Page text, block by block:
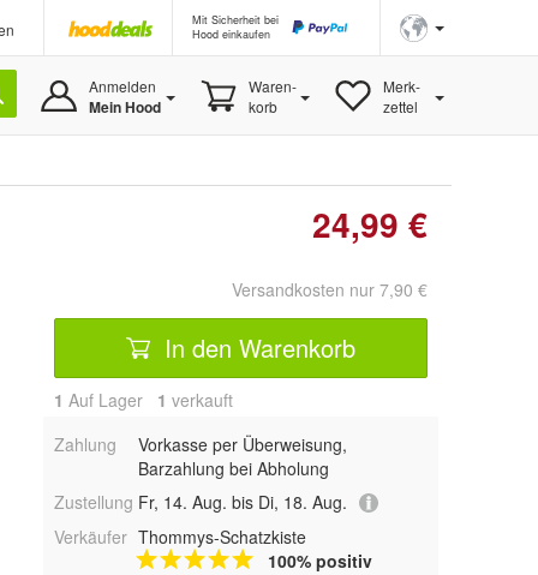
Mit Sicherheit bei
Hood einkaufen
Anmelden
Mein Hood
Waren-
korb
Merk-
zettel
24,99 €
Versandkosten nur 7,90 €
In den Warenkorb
1 Auf Lager 1 verkauft
Zahlung
Vorkasse per Überweisung,
Barzahlung bei Abholung
Zustellung Fr, 14. Aug. bis Di, 18. Aug.
Verkäufer Thommys-Schatzkiste
100% positiv